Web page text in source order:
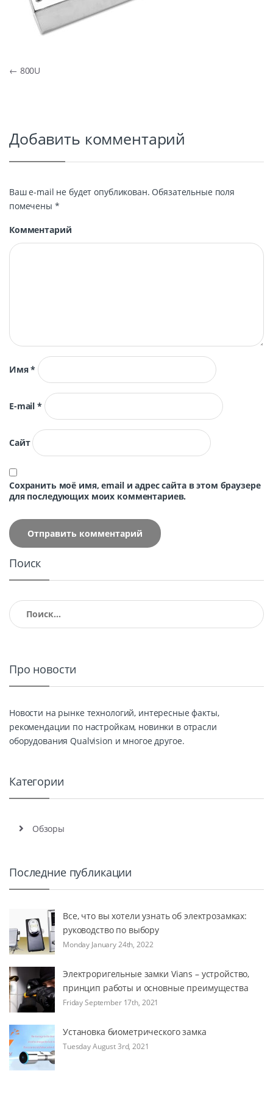
Навигация по записям
← 800U
Добавить комментарий
Ваш e-mail не будет опубликован. Обязательные поля
помечены *
Комментарий
Имя*
E-mail*
Сайт
Сохранить моё имя, email и адрес сайта в этом браузере
для последующих моих комментариев.
Поиск
Найти:
Про новости
Новости на рынке технологий, интересные факты,
рекомендации по настройкам, новинки в отрасли
оборудования Qualvision и многое другое.
Категории
Обзоры
Последние публикации
Все, что вы хотели узнать об электрозамках:
руководство по выбору
Monday January 24th, 2022
Электроригельные замки Vians – устройство,
принцип работы и основные преимущества
Friday September 17th, 2021
Установка биометрического замка
Tuesday August 3rd, 2021